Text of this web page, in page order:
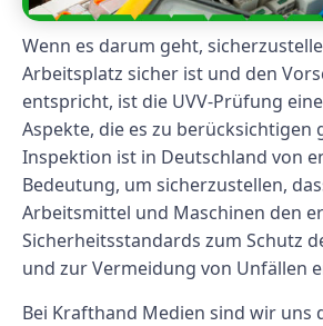
Wenn es darum geht,
Arbeitsplatz sicher ist und den
entspricht, ist die UVV-Prüfung
Aspekte, die es zu berücksichtigen
Inspektion ist in Deutschland von
Bedeutung, um sicherzustellen,
Arbeitsmittel und Maschinen den
Sicherheitsstandards zum Schutz
und zur Vermeidung von Unfällen
Bei Krafthand Medien sind wir uns